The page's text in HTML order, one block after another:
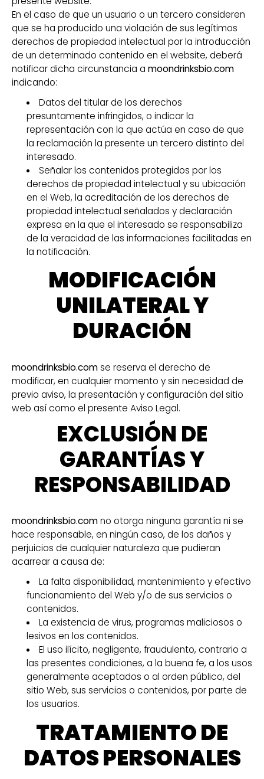
En el caso de que un usuario o un tercero consideren
que se ha producido una violación de sus legítimos
derechos de propiedad intelectual por la introducción
de un determinado contenido en el website, deberá
notificar dicha circunstancia a moondrinksbio.com
indicando:
Datos del titular de los derechos
presuntamente infringidos, o indicar la
representación con la que actúa en caso de que
la reclamación la presente un tercero distinto del
interesado.
Señalar los contenidos protegidos por los
derechos de propiedad intelectual y su ubicación
en el Web, la acreditación de los derechos de
propiedad intelectual señalados y declaración
expresa en la que el interesado se responsabiliza
de la veracidad de las informaciones facilitadas en
la notificación.
MODIFICACIÓN
UNILATERAL Y
DURACIÓN
moondrinksbio.comse reserva el derecho de
modificar, en cualquier momento y sin necesidad de
previo aviso, la presentación y configuración del sitio
web así como el presente Aviso Legal.
EXCLUSIÓN DE
GARANTÍAS Y
RESPONSABILIDAD
moondrinksbio.comno otorga ninguna garantía ni se
hace responsable, en ningún caso, de los daños y
perjuicios de cualquier naturaleza que pudieran
acarrear a causa de:
La falta disponibilidad, mantenimiento y efectivo
funcionamiento del Web y/o de sus servicios o
contenidos.
La existencia de virus, programas maliciosos o
lesivos en los contenidos.
El uso ilícito, negligente, fraudulento, contrario a
las presentes condiciones, a la buena fe, a los usos
generalmente aceptados o al orden público, del
sitio Web, sus servicios o contenidos, por parte de
los usuarios.
TRATAMIENTO DE
DATOS PERSONALES